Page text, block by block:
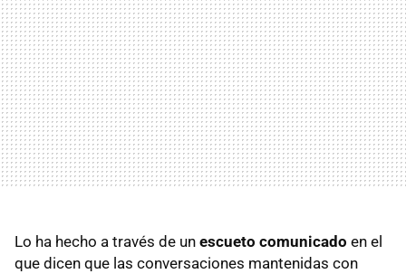
Lo ha hecho a través de un escueto comunicado en el
que dicen que las conversaciones mantenidas con